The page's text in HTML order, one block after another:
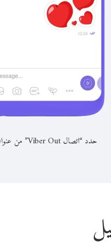
حدد “اتصال Viber Out” من عنوان المحادثة